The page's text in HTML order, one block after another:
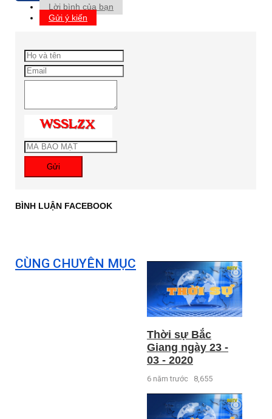
Lời bình của bạn
Gửi ý kiến
Gửi
BÌNH LUẬN FACEBOOK
CÙNG CHUYÊN MỤC
Thời sự Bắc
Giang ngày 23 -
03 - 2020
6 năm trước 8,655